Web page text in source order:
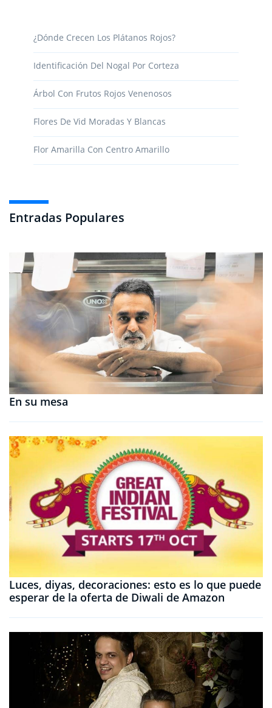
¿Dónde Crecen Los Plátanos Rojos?
Identificación Del Nogal Por Corteza
Árbol Con Frutos Rojos Venenosos
Flores De Vid Moradas Y Blancas
Flor Amarilla Con Centro Amarillo
Entradas Populares
En su mesa
Luces, diyas, decoraciones: esto es lo que puede
esperar de la oferta de Diwali de Amazon